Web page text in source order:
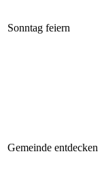
Sonntag feiern
Gemeinde entdecken